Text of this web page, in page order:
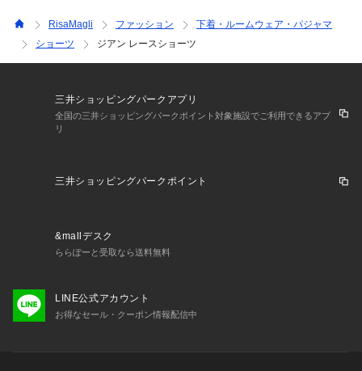
＜サイズ＞
M：ヒップ 87～95cm
L：ヒップ 92～100cm
＜商品仕様＞
・バック部分伸縮性：あり
・フロント部分透け感：若干あり
お揃いのアイテムは以下よりご確認ください。
・62632 ブラジャー（G・H）
・52633 ソフトブラ
・72633 フレアショーツ
・72634 Tバック
RisaMagli ファッション
下着・ルームウェア・パジャマ
ショーツ
ジアン レースショーツ
三井ショッピングパークアプリ
全国の三井ショッピングパークポイント対象施設でご利用できるアプ
リ
三井ショッピングパークポイント
&mallデスク
ららぽーと受取なら送料無料
LINE公式アカウント
お得なセール・クーポン情報配信中